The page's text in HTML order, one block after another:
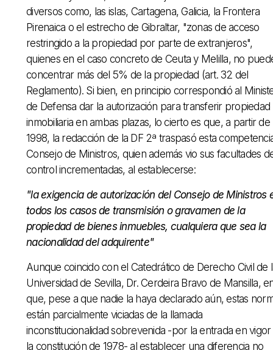
diversos como, las islas, Cartagena, Galicia, la Frontera
Pirenaica o el estrecho de Gibraltar, "zonas de acceso
restringido a la propiedad por parte de extranjeros",
quienes en el caso concreto de Ceuta y Melilla, no
concentrar más del 5% de la propiedad (art. 32 del
Reglamento). Si bien, en principio correspondió al
de Defensa dar la autorización para transferir propiedad
inmobiliaria en ambas plazas, lo cierto es que, a partir de
1998, la redacción de la DF 2ª traspasó esta
Consejo de Ministros, quien además vio sus facultades
control incrementadas, al establecerse:
"la exigencia de autorización del Consejo de Ministros
todos los casos de transmisión o gravamen de la
propiedad de bienes inmuebles, cualquiera que sea la
nacionalidad del adquirente"
Aunque coincido con el Catedrático de Derecho Civil de
Universidad de Sevilla, Dr. Cerdeira Bravo de Mansilla,
que, pese a que nadie la haya declarado aún, estas
están parcialmente viciadas de la llamada
inconstitucionalidad sobrevenida -por la entrada en
la constitución de 1978- al establecer una diferencia no